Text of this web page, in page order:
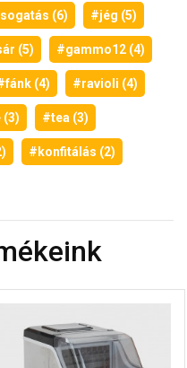
(6) #jég (5)
(5) #gammo12 (4)
(4) #ravioli (4)
(3) #tea (3)
#konfitálás (2)